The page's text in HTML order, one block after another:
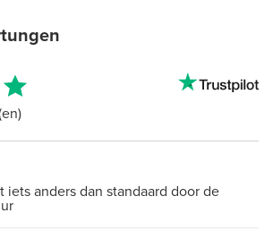
iets anders dan standaard door de